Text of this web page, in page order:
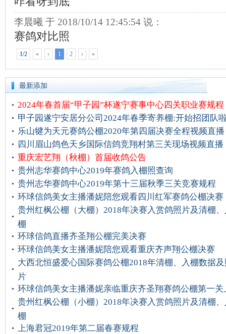
最新添加
2024年春首届“甲子园”杯遂宁赛事中心四关职业赛规程
甲子园遂宁安居分公司2024年春季寄养棚:开始招团队
乐山犍为天元赛鸽公棚2020年第四届决赛全程视频直播
四川眉山鸽色天乡国际信鸽竞翔村第三关现场视频直播
重庆宏艺翔（秋棚）首届收鸽公告
贵州志华赛鸽中心2019年赛鸽入棚照查询
贵州志华赛鸽中心2019年第十三届秋季三关竞赛规程
环球信鸽美女主播潘妮陪您观看四川红军赛鸽公棚决赛
贵州红枫公棚（大棚）2018年决赛入赏鸽照片及清棚
棚
环球信鸽直播齐圣翔公棚完美决赛
环球信鸽美女主播潘妮陪您观看重庆齐声翔公棚决赛
大西北恒盛爱心国际赛鸽公棚2018年清棚、入棚数据
片
环球信鸽美女主播潘妮亲临重庆齐圣翔赛鸽公棚第一关
贵州红枫公棚（小棚）2018年决赛入赏鸽照片及清棚
棚
上海君冠2019年第二届春赛规程